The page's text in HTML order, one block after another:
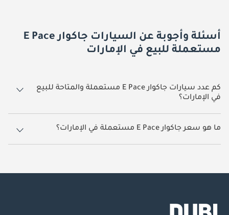
أسئلة وأجوبة عن السيارات جاكوار E Pace
مستعملة للبيع في الإمارات
كم عدد سيارات جاكوار E Pace مستعملة والمتاحة للبيع
في الإمارات؟
7 سيارة جاكوار E Pace مستعملة متوفرة للبيع في الإمارات.
ما هو سعر جاكوار E Pace مستعملة في الإمارات؟
يبدأ سعر سيارة جاكوار E Pace مستعملة في الإمارات 39,600.